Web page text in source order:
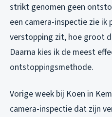
strikt genomen geen
een camera-inspectie zie ik
verstopping zit, hoe groot
Daarna kies ik de meest
ontstoppingsmethode.
Vorige week bij Koen in
camera-inspectie dat zijn